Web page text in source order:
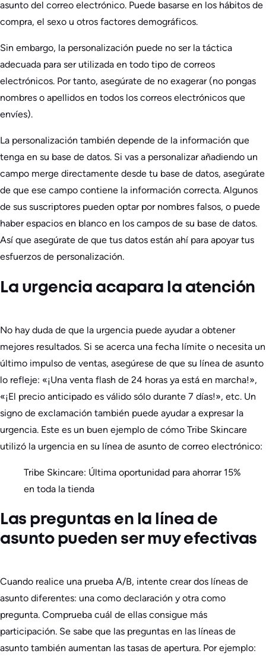
asunto del correo electrónico. Puede basarse en los hábitos de
compra, el sexo u otros factores demográficos.
Sin embargo, la personalización puede no ser la táctica
adecuada para ser utilizada en todo tipo de correos
electrónicos. Por tanto, asegúrate de no exagerar (no pongas
nombres o apellidos en todos los correos electrónicos que
envíes).
La personalización también depende de la información que
tenga en su base de datos. Si vas a personalizar añadiendo un
campo merge directamente desde tu base de datos, asegúrate
de que ese campo contiene la información correcta. Algunos
de sus suscriptores pueden optar por nombres falsos, o puede
haber espacios en blanco en los campos de su base de datos.
Así que asegúrate de que tus datos están ahí para apoyar tus
esfuerzos de personalización.
La urgencia acapara la atención
No hay duda de que la urgencia puede ayudar a obtener
mejores resultados. Si se acerca una fecha límite o necesita un
último impulso de ventas, asegúrese de que su línea de asunto
lo refleje: «¡Una venta flash de 24 horas ya está en marcha!»,
«¡El precio anticipado es válido sólo durante 7 días!», etc. Un
signo de exclamación también puede ayudar a expresar la
urgencia. Este es un buen ejemplo de cómo Tribe Skincare
utilizó la urgencia en su línea de asunto de correo electrónico:
Tribe Skincare: Última oportunidad para ahorrar 15%
en toda la tienda
Las preguntas en la línea de
asunto pueden ser muy efectivas
Cuando realice una prueba A/B, intente crear dos líneas de
asunto diferentes: una como declaración y otra como
pregunta. Comprueba cuál de ellas consigue más
participación. Se sabe que las preguntas en las líneas de
asunto también aumentan las tasas de apertura. Por ejemplo: